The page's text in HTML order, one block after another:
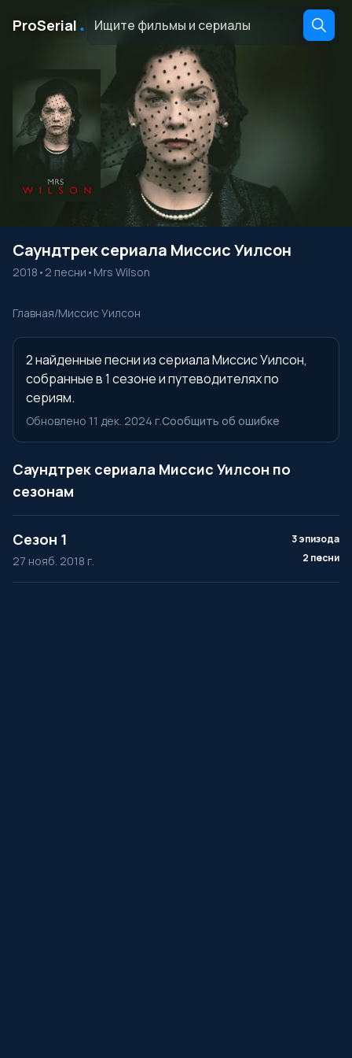
ProSerial ․
Саундтрек сериала Миссис Уилсон
2018 • 2 песни • Mrs Wilson
Главная/Миссис Уилсон
2 найденные песни из сериала Миссис Уилсон,
собранные в 1 сезоне и путеводителях по
сериям.
Обновлено 11 дек. 2024 г.Сообщить об ошибке
Саундтрек сериала Миссис Уилсон по
сезонам
Сезон 1
27 нояб. 2018 г.
3 эпизода
2 песни